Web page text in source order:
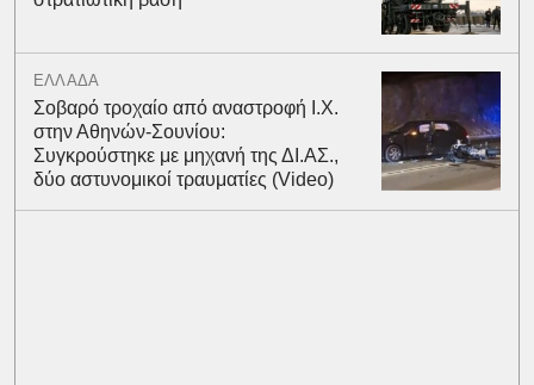
ΕΛΛΑΔΑ
Σοβαρό τροχαίο από αναστροφή Ι.Χ.
στην Αθηνών-Σουνίου:
Συγκρούστηκε με μηχανή της ΔΙ.ΑΣ.,
δύο αστυνομικοί τραυματίες (Video)